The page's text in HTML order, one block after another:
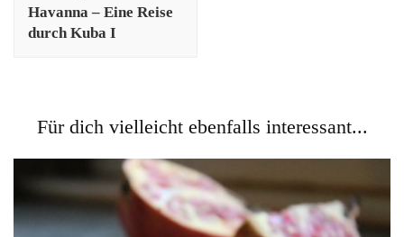
Havanna – Eine Reise
durch Kuba I
Für dich vielleicht ebenfalls interessant...